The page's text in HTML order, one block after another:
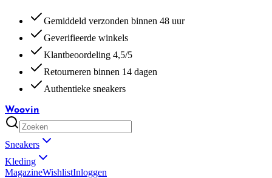
Gemiddeld verzonden binnen 48 uur
Geverifieerde winkels
Klantbeoordeling 4,5/5
Retourneren binnen 14 dagen
Authentieke sneakers
Woovin
Sneakers
Kleding
MagazineWishlistInloggen